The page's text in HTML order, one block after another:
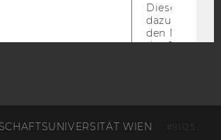
WIEN #91125
Dieser
dazu
den
des
zwischen
und Bots zu